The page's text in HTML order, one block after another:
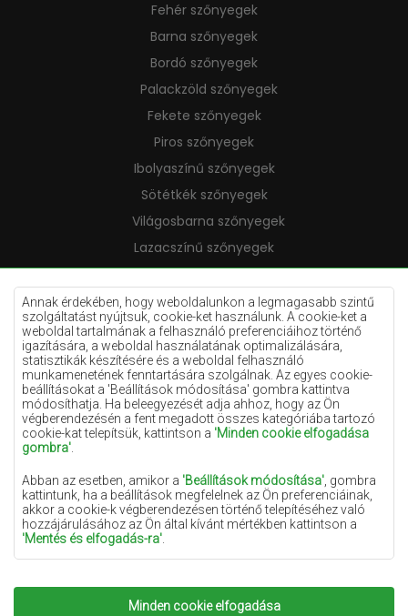
Annak érdekében, hogy weboldalunkon a legmagasabb szintű
szolgáltatást nyújtsuk, cookie-ket használunk. A cookie-ket a
weboldal tartalmának a felhasználó preferenciáihoz történő
igazítására, a weboldal használatának optimalizálására,
statisztikák készítésére és a weboldal felhasználó
munkamenetének fenntartására szolgálnak. Az egyes cookie-
beállításokat a 'Beállítások módosítása' gombra kattintva
módosíthatja. Ha beleegyezését adja ahhoz, hogy az Ön
végberendezésén a fent megadott összes kategóriába tartozó
cookie-kat telepítsük, kattintson a 'Minden cookie elfogadása
gombra'
Abban az esetben, amikor a 'Beállítások módosítása' , gombra
kattintunk, ha a beállítások megfelelnek az Ön preferenciáinak,
akkor a cookie-k végberendezésen történő telepítéséhez való
hozzájárulásához az Ön által kívánt mértékben kattintson a
'Mentés és elfogadás-ra'
az adatkezelés alapja a személyes adatok kezelőjének
(Szonyegekchemex) vagy harmadik feleknek a jogos érdeke,
Minden cookie elfogadása
Fehér szőnyegek
Barna szőnyegek
Bordó szőnyegek
Palackzöld szőnyegek
Fekete szőnyegek
Piros szőnyegek
Ibolyaszínű szőnyegek
Sötétkék szőnyegek
Világosbarna szőnyegek
Lazacszínű szőnyegek
Krémszínű szőnyegek
Lila szőnyegek
Sárga szőnyegek
Mentaszínű szőnyegek
Világoskék szőnyegek
Narancssárga szőnyegek
Rózsaszín szőnyegek
Terrakotta szőnyegek
Zöld szőnyegek
Arany szőnyegek